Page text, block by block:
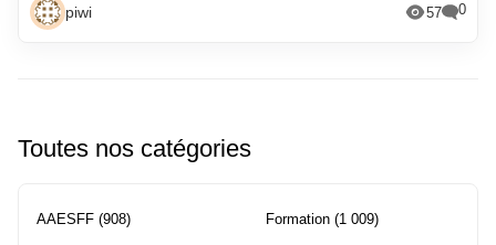
piwi 57 0
Toutes nos catégories
AAESFF (908) Formation (1 009)